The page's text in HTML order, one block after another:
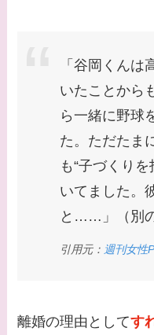
「谷岡くんは
いたことから
ら一緒に野球
た。ただたま
も“子づくり
いてました。
と……」（別
引用元： 週刊女性
離婚の理由としてす